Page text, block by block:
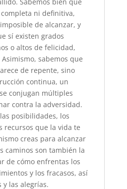
ni definitiva,
de alcanzar, y
sí existen grados
o altos de felicidad,
sabemos que
de repente, sino
continua, un
conjugan múltiples
contra la adversidad.
posibilidades, los
recursos que la vida te
creas para alcanzar
caminos son también la
de cómo enfrentas los
y los fracasos, así
y las alegrías.